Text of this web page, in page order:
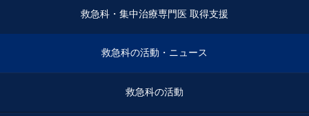
救急科・集中治療専門医 取得支援
救急科の活動・ニュース
救急科の活動